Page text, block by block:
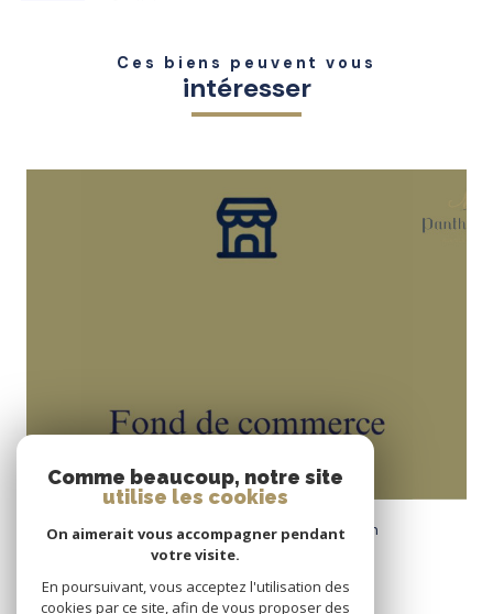
Ces biens peuvent vous
intéresser
Rochecorbon (37210)
Commerce de bouche hyper centre Rochecorbon
145 000 €
Comme beaucoup, notre site
utilise les cookies
On aimerait vous accompagner pendant
votre visite.
En poursuivant, vous acceptez l'utilisation des
cookies par ce site, afin de vous proposer des